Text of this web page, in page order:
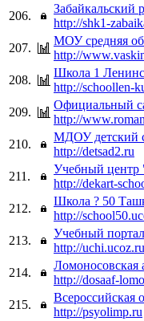
206.
http://shk1-
207.
МОУ средняя
http://
208.
Школа 1
http://schoollen-
209.
Официальный
http://
210.
МДОУ детский
http://detsad2.ru
211.
Учебный
http://dekart-
212.
Школа ? 50
http://
213.
Учебный портал
http://uchi.ucoz.ru
214.
http://dosaaf-
215.
Всероссийская
http://psyolimp.ru